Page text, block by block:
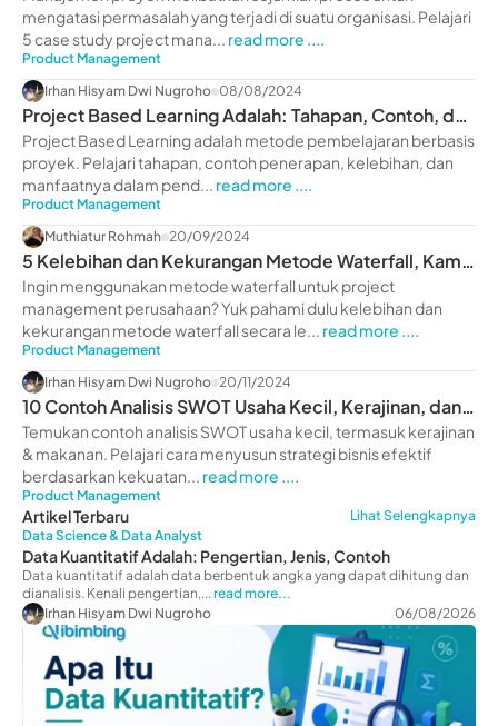
mengatasi permasalah yang terjadi di suatu organisasi. Pelajari
5 case study project mana... read more ....
Product Management
Irhan Hisyam Dwi Nugroho 08/08/2024
Project Based Learning Adalah: Tahapan, Contoh, dan
Manfaat
Project Based Learning adalah metode pembelajaran berbasis
proyek. Pelajari tahapan, contoh penerapan, kelebihan, dan
manfaatnya dalam pend... read more ....
Product Management
Muthiatur Rohmah 20/09/2024
5 Kelebihan dan Kekurangan Metode Waterfall, Kamu
Wajib Tahu!
Ingin menggunakan metode waterfall untuk project
management perusahaan? Yuk pahami dulu kelebihan dan
kekurangan metode waterfall secara le... read more ....
Product Management
Irhan Hisyam Dwi Nugroho 20/11/2024
10 Contoh Analisis SWOT Usaha Kecil, Kerajinan, dan
Makanan
Temukan contoh analisis SWOT usaha kecil, termasuk kerajinan
& makanan. Pelajari cara menyusun strategi bisnis efektif
berdasarkan kekuatan... read more ....
Product Management
Artikel Terbaru
Lihat Selengkapnya
Data Science & Data Analyst
Data Kuantitatif Adalah: Pengertian, Jenis, Contoh
Data kuantitatif adalah data berbentuk angka yang dapat dihitung dan
dianalisis. Kenali pengertian,...read more...
Irhan Hisyam Dwi Nugroho
06/08/2026